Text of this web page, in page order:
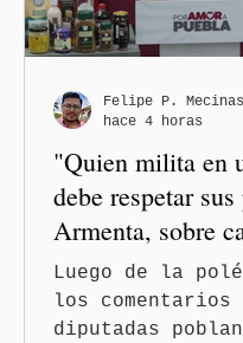
"Quien milita en
debe respetar
Armenta, sobre
Salvatori y
Luego de la
los comentarios
diputadas
Felipe P. Mecinas
hace 4 horas